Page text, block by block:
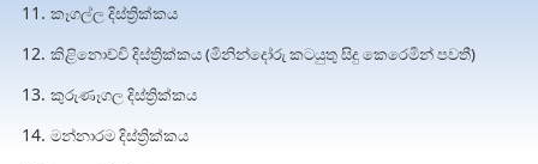
කෑගල්ල දිස්ත්‍රික්කය
කිළිනොච්චි දිස්ත්‍රික්කය (මිනින්දෝරු කටයුතු සිදු කෙරෙමින් පවතී)
කුරුණෑගල දිස්ත්‍රික්කය
මන්නාරම දිස්ත්‍රික්කය